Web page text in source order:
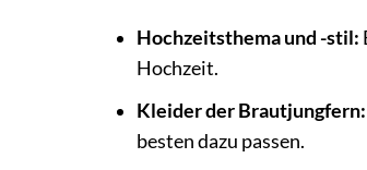
Hochzeitsthema und -stil:
Hochzeit.
Kleider der Brautjungfern:
besten dazu passen.